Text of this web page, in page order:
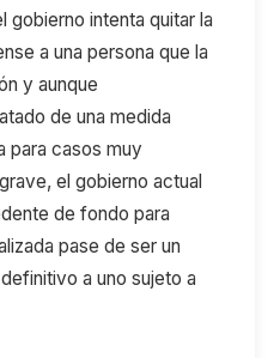
gobierno intenta quitar la
a una persona que la
y aunque
de una medida
para casos muy
, el gobierno actual
de fondo para
pase de ser un
a uno sujeto a